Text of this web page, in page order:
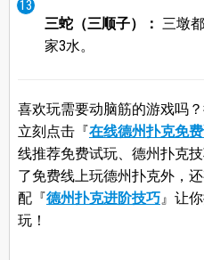
三蛇（三顺子）： 三墩
家3水。
喜欢玩需要动脑筋的游戏吗
立刻点击『在线德州扑克免
线推荐免费试玩、德州扑克
了免费线上玩德州扑克外，
配『德州扑克进阶技巧』让
玩！